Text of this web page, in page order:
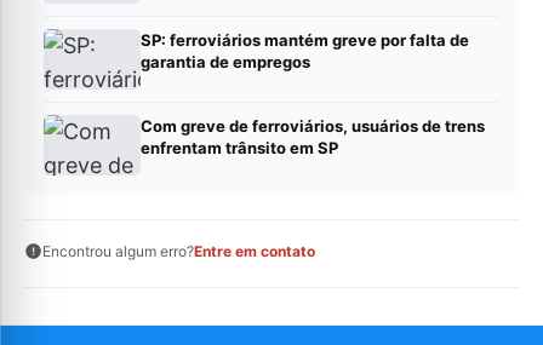
SP: ferroviários mantém greve por falta de
garantia de empregos
Com greve de ferroviários, usuários de trens
enfrentam trânsito em SP
Encontrou algum erro?Entre em contato